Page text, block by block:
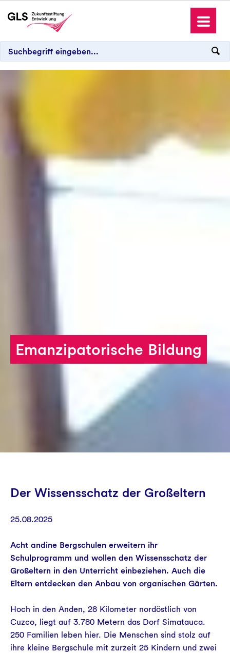
Projekte
Patenschaften
Emanzipatorische Bildung
Der Wissensschatz der Großeltern
25.08.2025
Acht andine Bergschulen erweitern ihr
Schulprogramm und wollen den Wissensschatz der
Großeltern in den Unterricht einbeziehen. Auch die
Eltern entdecken den Anbau von organischen Gärten.
Hoch in den Anden, 28 Kilometer nordöstlich von
Cuzco, liegt auf 3.780 Metern das Dorf Simatauca.
250 Familien leben hier. Die Menschen sind stolz auf
ihre kleine Bergschule mit zurzeit 25 Kindern und zwei